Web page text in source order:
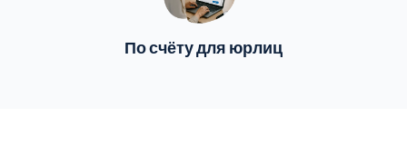
По счёту для юрлиц